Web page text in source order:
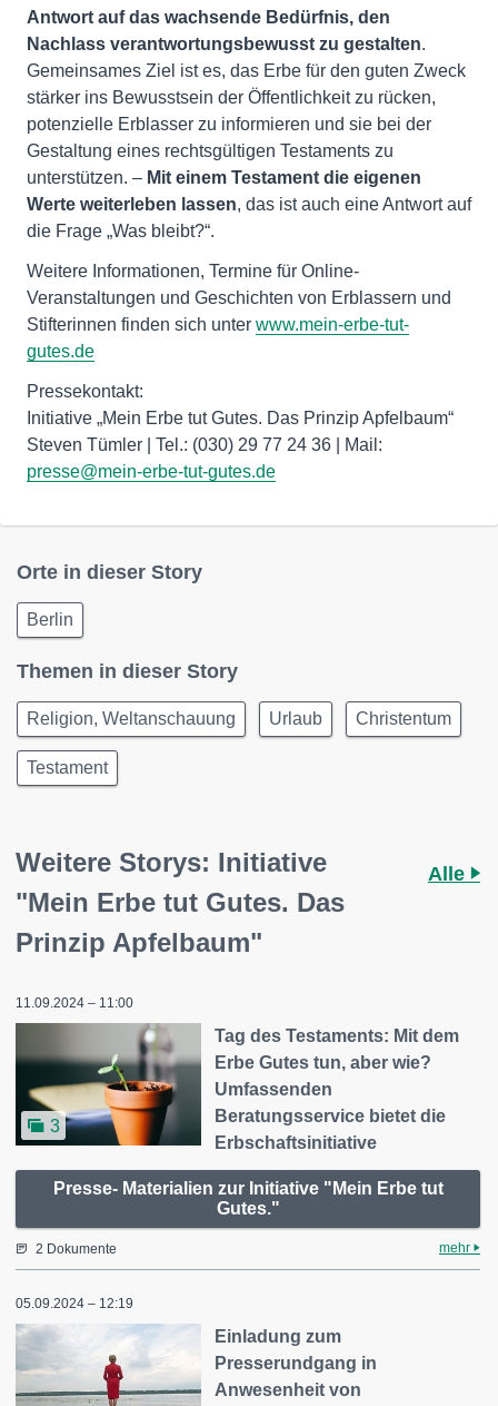
Antwort auf das wachsende Bedürfnis, den
Nachlass verantwortungsbewusst zu gestalten.
Gemeinsames Ziel ist es, das Erbe für den guten Zweck
stärker ins Bewusstsein der Öffentlichkeit zu rücken,
potenzielle Erblasser zu informieren und sie bei der
Gestaltung eines rechtsgültigen Testaments zu
unterstützen. – Mit einem Testament die eigenen
Werte weiterleben lassen, das ist auch eine Antwort auf
die Frage „Was bleibt?“.
Weitere Informationen, Termine für Online-
Veranstaltungen und Geschichten von Erblassern und
Stifterinnen finden sich unter www.mein-erbe-tut-
gutes.de
Pressekontakt:
Initiative „Mein Erbe tut Gutes. Das Prinzip Apfelbaum“
Steven Tümler | Tel.: (030) 29 77 24 36 | Mail:
presse@mein-erbe-tut-gutes.de
Orte in dieser Story
Berlin
Themen in dieser Story
Religion, Weltanschauung Urlaub Christentum
Testament
Weitere Storys: Initiative
"Mein Erbe tut Gutes. Das
Prinzip Apfelbaum"
Alle
11.09.2024 – 11:00
3
Tag des Testaments: Mit dem
Erbe Gutes tun, aber wie?
Umfassenden
Beratungsservice bietet die
Erbschaftsinitiative
Presse- Materialien zur Initiative "Mein Erbe tut
Gutes."
2 Dokumente mehr
05.09.2024 – 12:19
Einladung zum
Presserundgang in
Anwesenheit von